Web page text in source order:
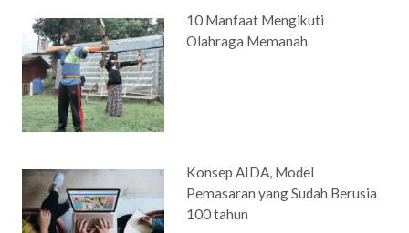
10 Manfaat Mengikuti
Olahraga Memanah
Konsep AIDA, Model
Pemasaran yang Sudah Berusia
100 tahun